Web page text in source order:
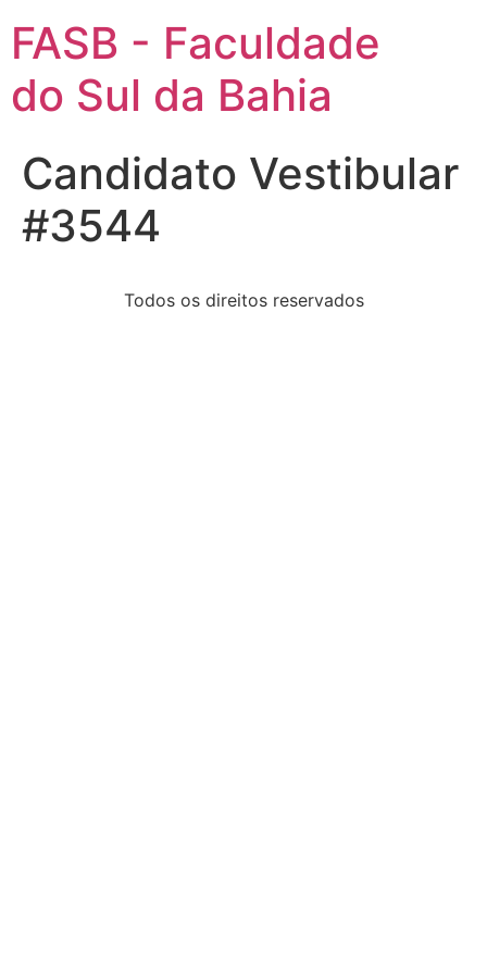
FASB - Faculdade
do Sul da Bahia
Candidato Vestibular
#3544
Todos os direitos reservados